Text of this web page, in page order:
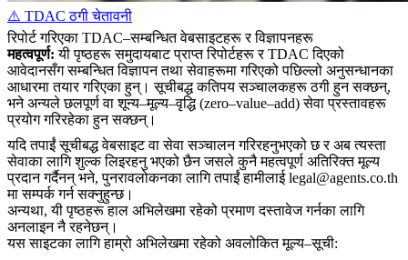
⚠️ TDAC ठगी चेतावनी
रिपोर्ट गरिएका TDAC–सम्बन्धित वेबसाइटहरू र विज्ञापनहरू
महत्वपूर्ण: यी पृष्ठहरू समुदायबाट प्राप्त रिपोर्टहरू र TDAC दिएको
आवेदानसँग सम्बन्धित विज्ञापन तथा सेवाहरूमा गरिएको पछिल्लो अनुसन्धानका
आधारमा तयार गरिएका हुन्। सूचीबद्ध कतिपय सञ्चालकहरू ठगी हुन सक्छन्,
भने अन्यले छलपूर्ण वा शून्य–मूल्य–वृद्धि (zero–value–add) सेवा प्रस्तावहरू
प्रयोग गरिरहेका हुन सक्छन्।
यदि तपाईं सूचीबद्ध वेबसाइट वा सेवा सञ्चालन गरिरहनुभएको छ र अब त्यस्ता
सेवाका लागि शुल्क लिइरहनु भएको छैन जसले कुनै महत्वपूर्ण अतिरिक्त मूल्य
प्रदान गर्दैनन् भने, पुनरावलोकनका लागि तपाईं हामीलाई legal@agents.co.th
मा सम्पर्क गर्न सक्नुहुन्छ।
अन्यथा, यी पृष्ठहरू हाल अभिलेखमा रहेको प्रमाण दस्तावेज गर्नका लागि
अनलाइन नै रहनेछन्।
यस साइटका लागि हाम्रो अभिलेखमा रहेको अवलोकित मूल्य–सूची: